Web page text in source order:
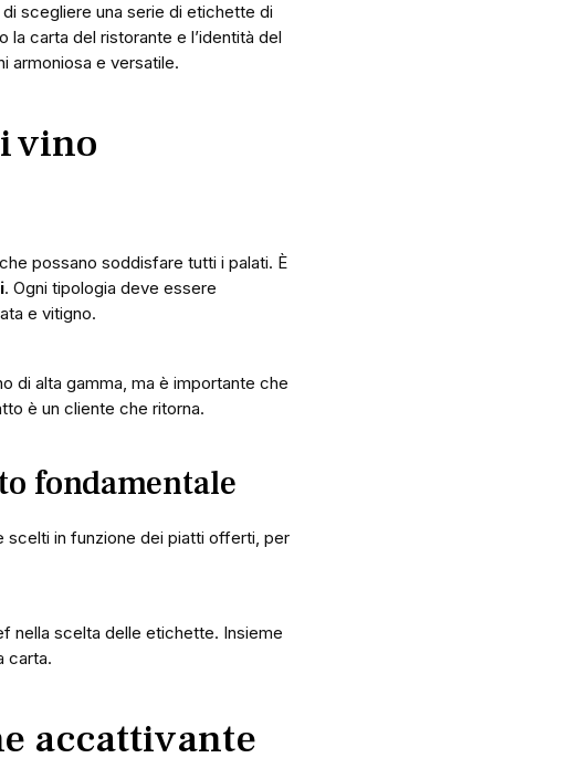
scegliere una serie di etichette di
la carta del ristorante e l’identità del
armoniosa e versatile.
vino
possano soddisfare tutti i palati. È
. Ogni tipologia deve essere
e vitigno.
di alta gamma, ma è importante che
è un cliente che ritorna.
fondamentale
scelti in funzione dei piatti offerti, per
nella scelta delle etichette. Insieme
carta.
accattivante